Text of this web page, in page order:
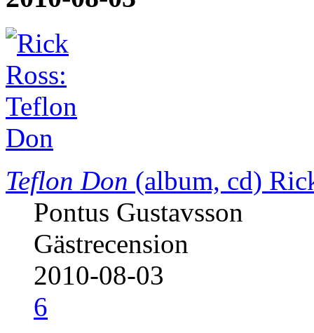
Teflon Don (album, cd)
Pontus Gustavsson
Gästrecension
2010-08-03
6